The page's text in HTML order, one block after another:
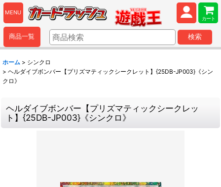
MENU
カート
商品一覧 検索
ホーム > シンクロ
> ヘルダイブボンバー【プリズマティックシークレット】{25DB-JP003}《シン
クロ》
ヘルダイブボンバー【プリズマティックシークレッ
ト】{25DB-JP003}《シンクロ》